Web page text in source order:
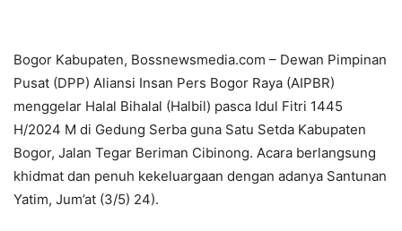
Bogor Kabupaten, Bossnewsmedia.com – Dewan Pimpinan
Pusat (DPP) Aliansi Insan Pers Bogor Raya (AIPBR)
menggelar Halal Bihalal (Halbil) pasca Idul Fitri 1445
H/2024 M di Gedung Serba guna Satu Setda Kabupaten
Bogor, Jalan Tegar Beriman Cibinong. Acara berlangsung
khidmat dan penuh kekeluargaan dengan adanya Santunan
Yatim, Jum’at (3/5) 24).